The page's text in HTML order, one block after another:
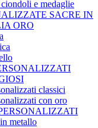
e medaglie
SACRE IN
ORO
classici
con oro
metallo